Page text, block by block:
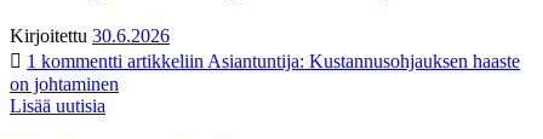
Kirjoitettu 30.6.2026
1 kommentti artikkeliin Asiantuntija: Kustannusohjauksen haaste
on johtaminen
Lisää uutisia